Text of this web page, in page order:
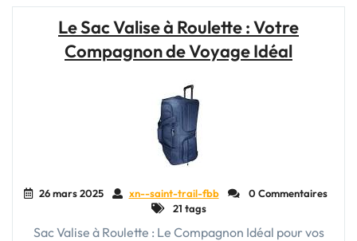
Le Sac Valise à Roulette : Votre
Compagnon de Voyage Idéal
26 mars 2025 xn--saint-trail-fbb
0 Commentaires
21 tags
Sac Valise à Roulette : Le Compagnon Idéal pour vos